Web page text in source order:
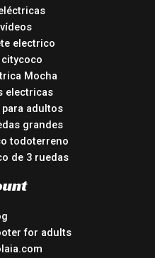
electrico
Mocha
electricas
adultos
grandes
todoterreno
de 3 ruedas
for adults